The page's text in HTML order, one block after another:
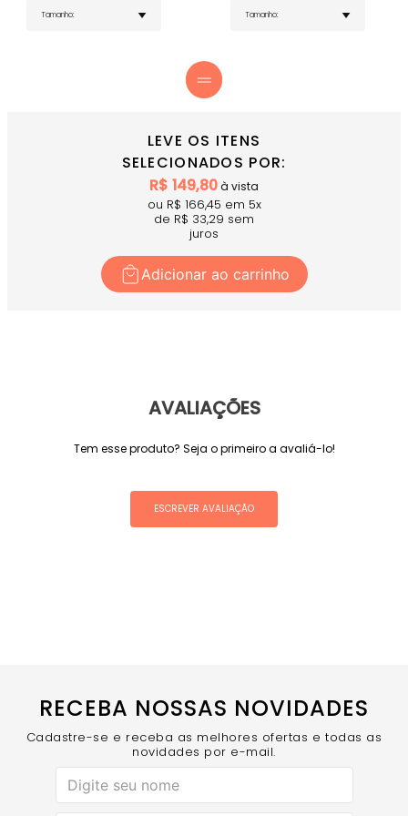
passadores prateados e cós anatômico com
combinado com uma saia branca ou de paetês!
Fique de bem com a vida com nosso Top Azul
Claro Bahamas! Uma dica… combine-o com
uma sensação de frescor e bem-estar! Para
complementar seu look, experimente combinar
com nosso Cropped Manga Longa Off White!
LEVE OS ITENS
SELECIONADOS POR:
R$ 149,80à vista
ou R$ 166,45 em 5x
de R$ 33,29 sem
juros
Adicionar ao carrinho
AVALIAÇÕES
Tem esse produto? Seja o primeiro a avaliá-lo!
ESCREVER AVALIAÇÃO
RECEBA NOSSAS NOVIDADES
Cadastre-se e receba as melhores ofertas e todas as
novidades por e-mail.